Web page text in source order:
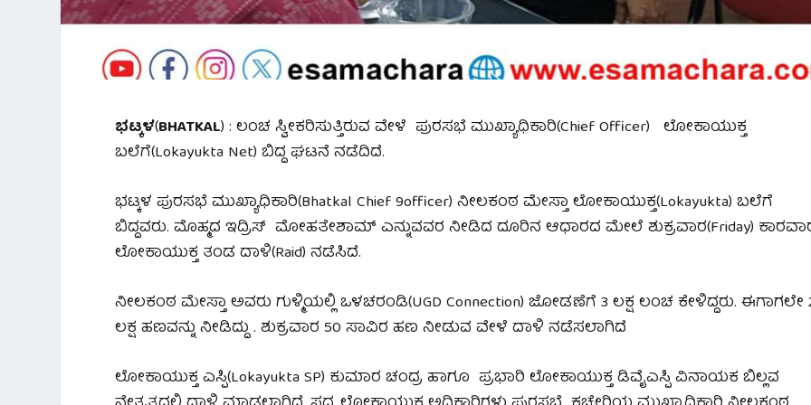
ಭಟ್ಕಳ(BHATKAL) : ಲಂಚ ಸ್ವೀಕರಿಸುತ್ತಿರುವ ವೇಳೆ ಪುರಸಭೆ ಮುಖ್ಯಾಧಿಕಾರಿ(Chief Officer) ಲೋಕಾಯುಕ್ತ
ಬಲೆಗೆ(Lokayukta Net) ಬಿದ್ದ ಘಟನೆ ನಡೆದಿದೆ.
ಭಟ್ಕಳ ಪುರಸಭೆ ಮುಖ್ಯಾಧಿಕಾರಿ(Bhatkal Chief 9officer) ನೀಲಕಂಠ ಮೇಸ್ತಾ ಲೋಕಾಯುಕ್ತ(Lokayukta) ಬಲೆಗೆ
ಬಿದ್ದವರು. ಮೊಹ್ಮದ ಇದ್ರಿಸ್ ಮೋಹತೇಶಾಮ್ ಎನ್ನುವವರ ನೀಡಿದ ದೂರಿನ ಆಧಾರದ ಮೇಲೆ ಶುಕ್ರವಾರ(Friday)
ಲೋಕಾಯುಕ್ತ ತಂಡ ದಾಳಿ(Raid) ನಡೆಸಿದೆ.
ನೀಲಕಂಠ ಮೇಸ್ತಾ ಅವರು ಗುಳ್ಮಿಯಲ್ಲಿ ಒಳಚರಂಡಿ(UGD Connection) ಜೋಡಣೆಗೆ 3 ಲಕ್ಷ ಲಂಚ ಕೇಳಿದ್ದರು. ಈಗಾಗಲೇ
ಲಕ್ಷ ಹಣವನ್ನು ನೀಡಿದ್ದು . ಶುಕ್ರವಾರ 50 ಸಾವಿರ ಹಣ ನೀಡುವ ವೇಳೆ ದಾಳಿ ನಡೆಸಲಾಗಿದೆ
ಲೋಕಾಯುಕ್ತ ಎಸ್ಪಿ(Lokayukta SP) ಕುಮಾರ ಚಂದ್ರ ಹಾಗೂ ಪ್ರಭಾರಿ ಲೋಕಾಯುಕ್ತ ಡಿವೈಎಸ್ಪಿ ವಿನಾಯಕ ಬಿಲ್ಲವ